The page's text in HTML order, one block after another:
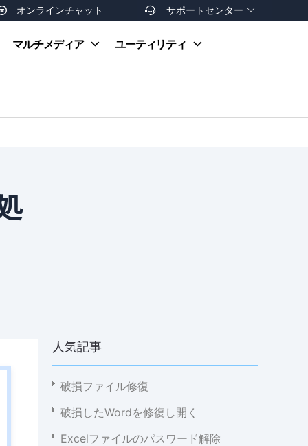
オンラインチャット  サポートセンター 
お支払い方法
マルチメディア ユーティリティ
人気記事
破損ファイル修復
破損したWordを修復し開く
Excelファイルのパスワード解除